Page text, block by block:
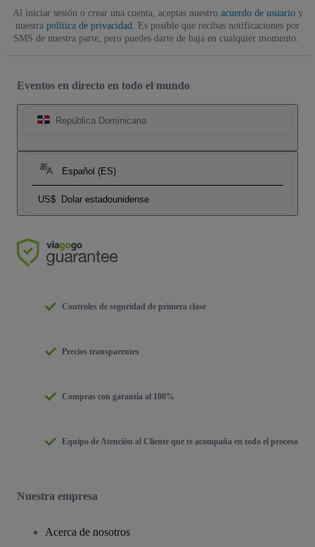
Al iniciar sesión o crear una cuenta, aceptas nuestro acuerdo de usuarioy
nuestra política de privacidad . Es posible que recibas notificaciones por
SMS de nuestra parte, pero puedes darte de baja en cualquier momento.
Eventos en directo en todo el mundo
República Dominicana
Español (ES)
US$ Dolar estadounidense
Controles de seguridad de primera clase
Precios transparentes
Compras con garantía al 100%
Equipo de Atención al Cliente que te acompaña en todo el proceso
Nuestra empresa
Acerca de nosotros